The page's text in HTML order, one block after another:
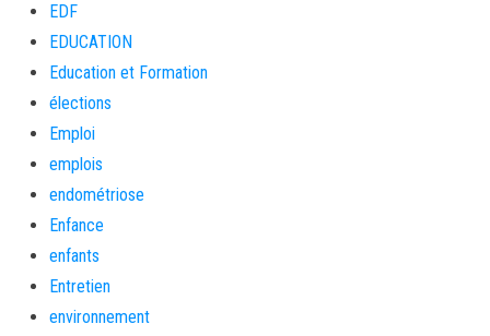
EDF
EDUCATION
Education et Formation
élections
Emploi
emplois
endométriose
Enfance
enfants
Entretien
environnement